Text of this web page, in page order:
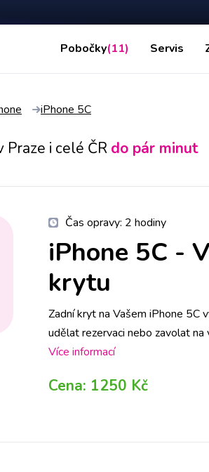
Pobočky(11) Servis
iPhone 5C
i celé ČR do pár minut
Čas opravy: 2 hodiny
iPhone 5C -
krytu
Zadní kryt na Vašem iPhone 5C
udělat rezervaci nebo zavolat na
díl ve Vámi požadované barvě.
Více informací
Cena: 1250 Kč